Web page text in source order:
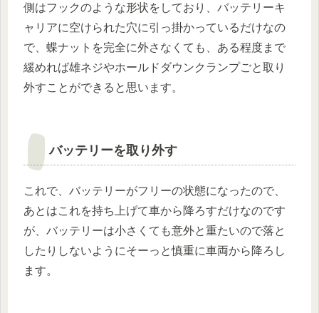
側はフックのような形状をしており、バッテリーキ
ャリアに空けられた穴に引っ掛かっているだけなの
で、蝶ナットを完全に外さなくても、ある程度まで
緩めれば雄ネジやホールドダウンクランプごと取り
外すことができると思います。
バッテリーを取り外す
これで、バッテリーがフリーの状態になったので、
あとはこれを持ち上げて車から降ろすだけなのです
が、バッテリーは小さくても意外と重たいので落と
したりしないようにそーっと慎重に車両から降ろし
ます。